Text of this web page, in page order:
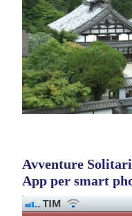
Avventure
App per smart